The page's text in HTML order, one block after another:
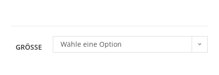
GRÖSSE Wähle eine Option